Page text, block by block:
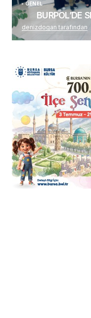
GENEL
BURPOL’DE
denizdogan tarafından